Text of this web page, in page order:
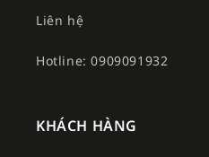
Liên hệ
Hotline: 0909091932
KHÁCH HÀNG